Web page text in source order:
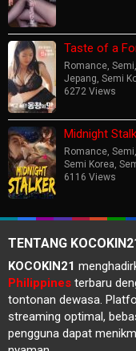
Taste of a
Romance, Semi,
Jepang, Semi
6272 Views
Midnight
Romance, Semi,
Semi Korea,
6116 Views
TENTANG
KOCOKIN21
Philippines terbaru
tontonan dewasa.
streaming optimal,
pengguna dapat